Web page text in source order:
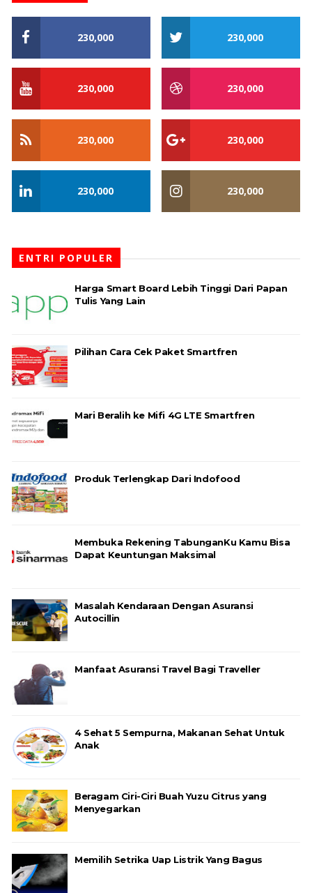
230,000 230,000
230,000 230,000
230,000 230,000
230,000 230,000
ENTRI POPULER
Harga Smart Board Lebih Tinggi Dari Papan
Tulis Yang Lain
Pilihan Cara Cek Paket Smartfren
Mari Beralih ke Mifi 4G LTE Smartfren
Produk Terlengkap Dari Indofood
Membuka Rekening TabunganKu Kamu Bisa
Dapat Keuntungan Maksimal
Masalah Kendaraan Dengan Asuransi
Autocillin
Manfaat Asuransi Travel Bagi Traveller
4 Sehat 5 Sempurna, Makanan Sehat Untuk
Anak
Beragam Ciri-Ciri Buah Yuzu Citrus yang
Menyegarkan
Memilih Setrika Uap Listrik Yang Bagus